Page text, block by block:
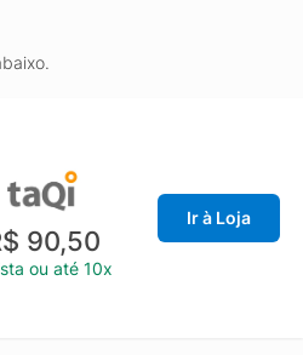
90,50
ou até 10x
Ir à Loja